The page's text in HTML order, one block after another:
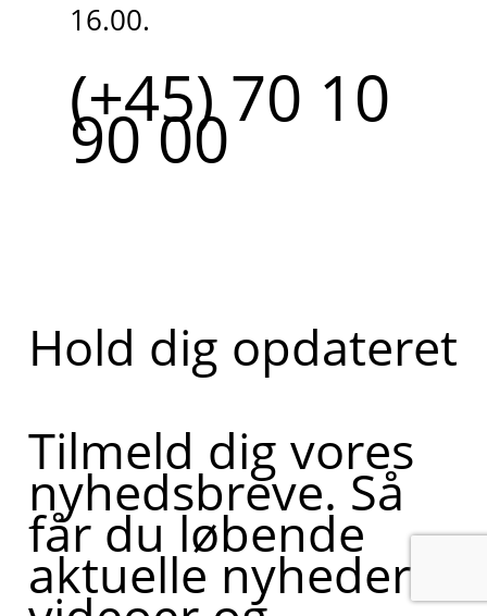
16.00.
(+45) 70 10
90 00
Hold dig opdateret
Tilmeld dig vores
nyhedsbreve. Så
får du løbende
aktuelle nyheder,